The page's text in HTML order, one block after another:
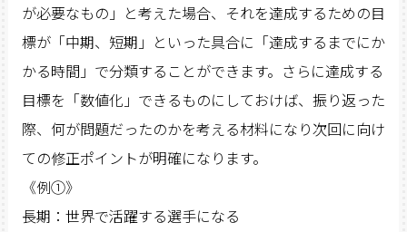
が必要なもの」と考えた場合、それを達成するための目
標が「中期、短期」といった具合に「達成するまでにか
かる時間」で分類することができます。さらに達成する
目標を「数値化」できるものにしておけば、振り返った
際、何が問題だったのかを考える材料になり次回に向け
ての修正ポイントが明確になります。
《例①》
長期：世界で活躍する選手になる